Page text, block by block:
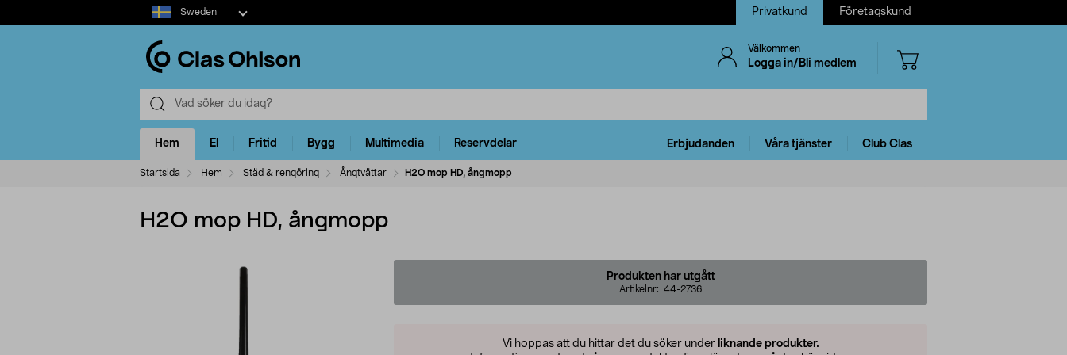
Select
market
Sweden Privatkund Företagskund
Välkommen
Logga in/Bli medlem
Hem El Fritid Bygg Multimedia Reservdelar Erbjudanden Våra tjänster Club Clas
Startsida Hem Städ & rengöring Ångtvättar H2O mop HD, ångmopp
H2O mop HD, ångmopp
Produkten har utgått
Artikelnr: 44-2736
Vi hoppas att du hittar det du söker under liknande produkter.